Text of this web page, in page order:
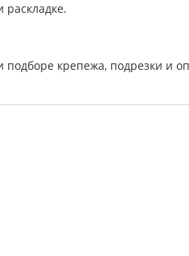
крепежа, подрезки и